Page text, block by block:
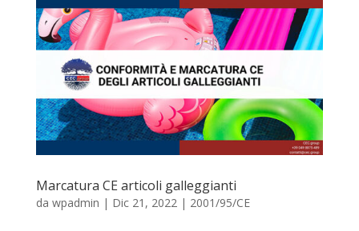
Marcatura CE articoli galleggianti
da wpadmin | Dic 21, 2022 | 2001/95/CE